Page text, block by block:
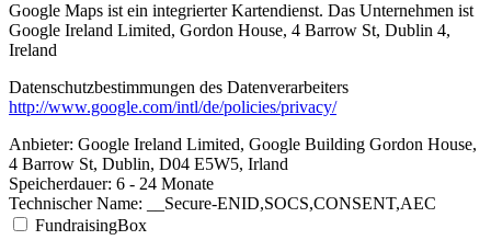
Google Maps ist ein integrierter Kartendienst. Das Unternehmen ist
Google Ireland Limited, Gordon House, 4 Barrow St, Dublin 4,
Ireland
Datenschutzbestimmungen des Datenverarbeiters
http://www.google.com/intl/de/policies/privacy/
Anbieter: Google Ireland Limited, Google Building Gordon House,
4 Barrow St, Dublin, D04 E5W5, Irland
Speicherdauer: 6 - 24 Monate
Technischer Name: __Secure-ENID,SOCS,CONSENT,AEC
FundraisingBox